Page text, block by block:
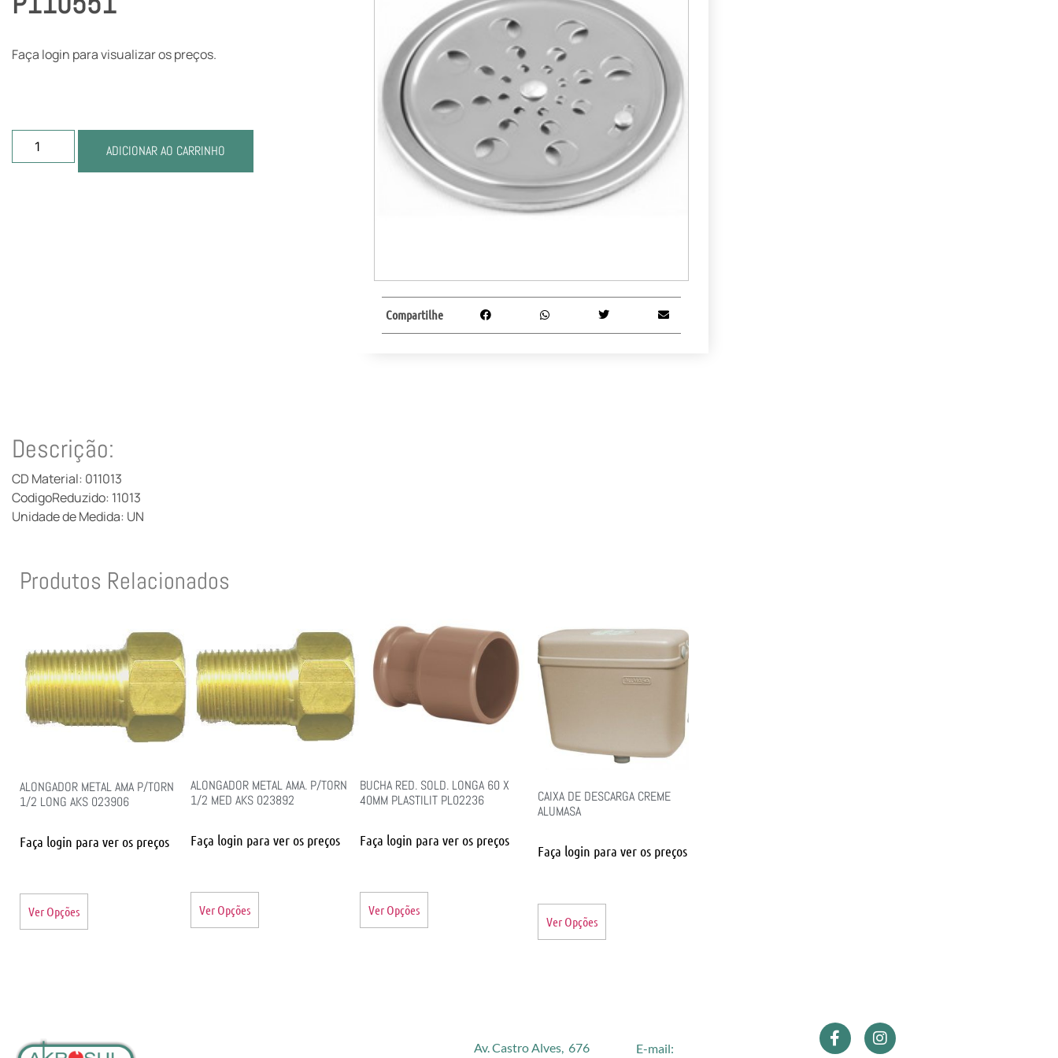
Faça login para visualizar os preços.
ADICIONAR AO CARRINHO
Compartilhe
Descrição:
CD Material: 011013
CodigoReduzido: 11013
Unidade de Medida: UN
Produtos Relacionados
ALONGADOR METAL AMA P/TORN
1/2 LONG AKS 023906
Faça login para ver os preços
Ver Opções
ALONGADOR METAL AMA. P/TORN
1/2 MED AKS 023892
Faça login para ver os preços
Ver Opções
BUCHA RED. SOLD. LONGA 60 X
40MM PLASTILIT PL02236
Faça login para ver os preços
Ver Opções
CAIXA DE DESCARGA CREME
ALUMASA
Faça login para ver os preços
Ver Opções
Av. Castro Alves, 676 E-mail: